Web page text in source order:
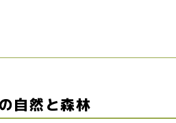
自然と森林